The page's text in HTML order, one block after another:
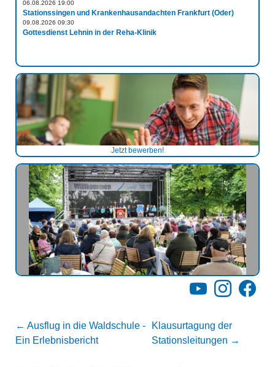
06.08.2026 19:00
Stationssingen und Krankenhausandachten Frankfurt (Oder)
09.08.2026 09:30
Gottesdienst Lehnin in der Reha-Klinik
Jetzt bewerben!
YouTubeInstagram
← Ausflug in die Waldschule -
Ein Erlebnisbericht
Klausurtagung der
Stationsleitungen →